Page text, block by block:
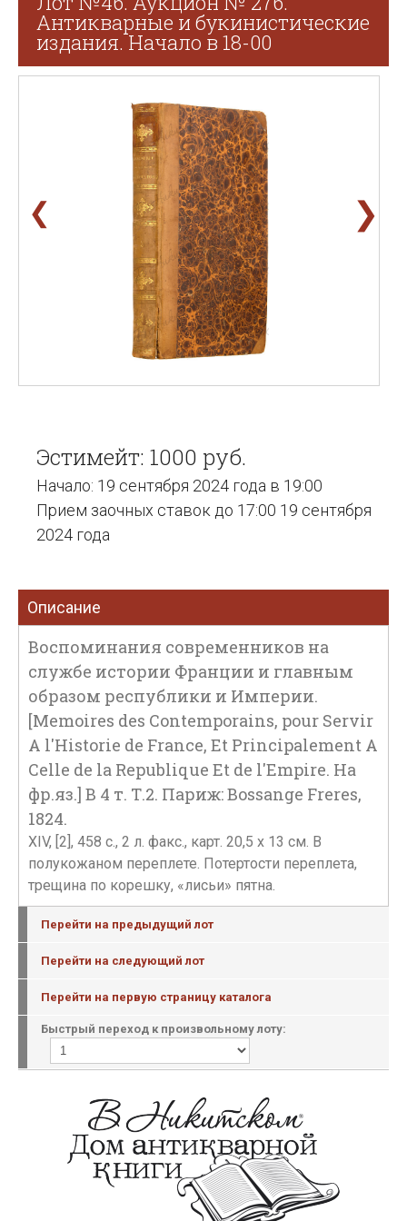
Антикварные и букинистические
издания. Начало в 18-00
❮ ❯
Эстимейт: 1000 руб.
Начало: 19 сентября 2024 года в 19:00
Прием заочных ставок до 17:00 19 сентября
2024 года
Описание
Воспоминания современников на
службе истории Франции и главным
образом республики и Империи.
[Memoires des Contemporains, pour Servir
A l'Historie de France, Et Principalement A
Celle de la Republique Et de l'Empire. На
фр.яз.] В 4 т. Т.2. Париж: Bossange Freres,
1824.
XIV, [2], 458 с., 2 л. факс., карт. 20,5 х 13 см. В
полукожаном переплете. Потертости переплета,
трещина по корешку, «лисьи» пятна.
Перейти на предыдущий лот
Перейти на следующий лот
Перейти на первую страницу каталога
Быстрый переход к произвольному лоту: